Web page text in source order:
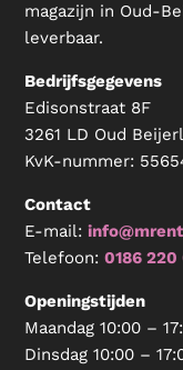
magazijn in Oud-
leverbaar.
Bedrijfsgegevens
Edisonstraat 8F
3261 LD Oud
KvK-nummer:
Contact
E-mail:
Telefoon:0186 220
Openingstijden
Maandag 10:00 –
Dinsdag 10:00 –